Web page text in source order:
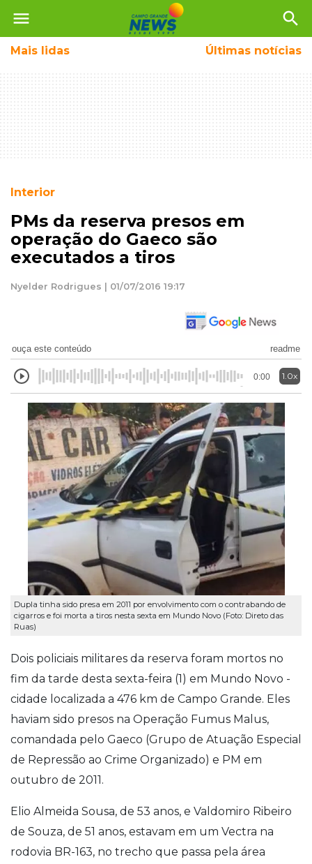
menu search
Mais lidas Últimas notícias
Interior
PMs da reserva presos em
operação do Gaeco são
executados a tiros
Nyelder Rodrigues | 01/07/2016 19:17
ouça este conteúdo readme
0:00 1.0x
Dupla tinha sido presa em 2011 por envolvimento com o contrabando de
cigarros e foi morta a tiros nesta sexta em Mundo Novo (Foto: Direto das
Ruas)
Dois policiais militares da reserva foram mortos no
fim da tarde desta sexta-feira (1) em Mundo Novo -
cidade localizada a 476 km de Campo Grande. Eles
haviam sido presos na Operação Fumus Malus,
comandada pelo Gaeco (Grupo de Atuação Especial
de Repressão ao Crime Organizado) e PM em
outubro de 2011.
Elio Almeida Sousa, de 53 anos, e Valdomiro Ribeiro
de Souza, de 51 anos, estavam em um Vectra na
rodovia BR-163, no trecho que passa pela área